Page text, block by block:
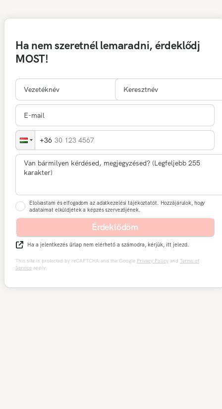
Ha nem szeretnél lemaradni, érdeklődj
MOST!
30 123 4567
Elolvastam és elfogadom az adatkezelési tájékoztatót. Hozzájárulok, hogy
adataimat elküldjétek a képzés szervezőjének.
Érdeklődöm
Ha a jelentkezés űrlap nem elérhető a számodra, kérjük, itt jelezd.
This site is protected by reCAPTCHA and the Google Privacy Policy and Terms of
Service apply.